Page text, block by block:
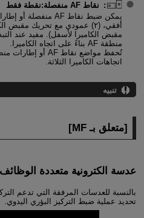
: نقاط AF منفصلة:نقطة فقط
منطقة AF بناءً على اتجاه الكاميرا.
اتجاهات الكاميرا الثلاثة.
تنبيه
[متعلق بـ MF ]
عدسة الكترونية متعددة الوظائف
بالنسبة للعدسات المرفقة التي تدعم
تحديد عملية ضبط التركيز البؤري اليدوي.